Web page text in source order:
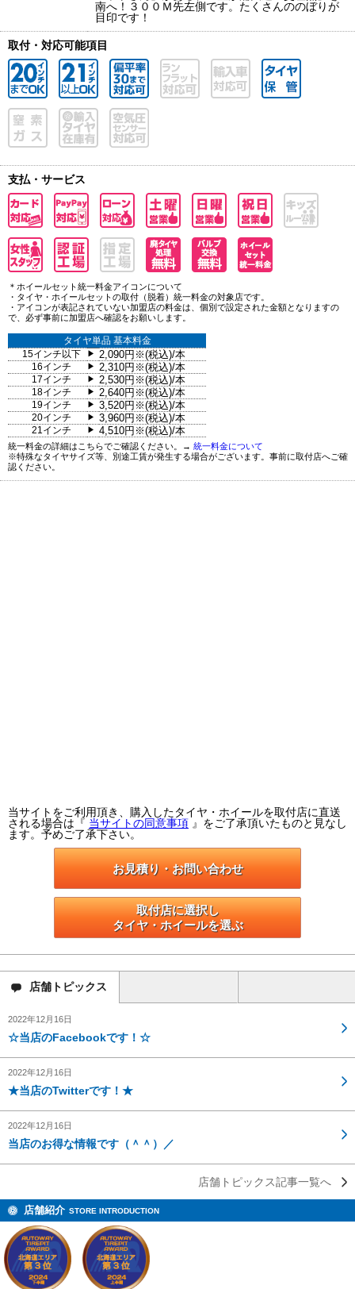
南へ！３００Ｍ先左側です。たくさんののぼりが
目印です！
取付・対応可能項目
支払・サービス
＊ホイールセット統一料金アイコンについて
・タイヤ・ホイールセットの取付（脱着）統一料金の対象店です。
・アイコンが表記されていない加盟店の料金は、個別で設定された金額となりますの
で、必ず事前に加盟店へ確認をお願いします。
タイヤ単品 基本料金
15インチ以下
▶ 2,090円※(税込)/本
16インチ ▶ 2,310円※(税込)/本
17インチ ▶ 2,530円※(税込)/本
18インチ ▶ 2,640円※(税込)/本
19インチ ▶ 3,520円※(税込)/本
20インチ ▶ 3,960円※(税込)/本
21インチ ▶ 4,510円※(税込)/本
統一料金の詳細はこちらでご確認ください。→ 統一料金について
※特殊なタイヤサイズ等、別途工賃が発生する場合がございます。事前に取付店へご確
認ください。
当サイトをご利用頂き、購入したタイヤ・ホイールを取付店に直送
される場合は『 当サイトの同意事項 』をご了承頂いたものと見なし
ます。予めご了承下さい。
お見積り・お問い合わせ
取付店に選択し
タイヤ・ホイールを選ぶ
店舗 トピックス
2022年12月16日
☆当店のFacebookです！☆
2022年12月16日
★当店のTwitterです！★
2022年12月16日
当店のお得な情報です（＾＾）／
店舗トピックス記事一覧へ
店舗紹介 STORE INTRODUCTION